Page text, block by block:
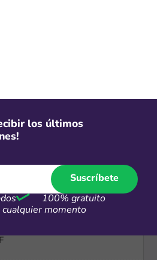
Interbank: Hasta 36 cuotas
preferencial
los últimos
Suscríbete
100% gratuito
cualquier momento